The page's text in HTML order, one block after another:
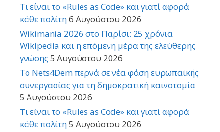
Τι είναι το «Rules as Code» και γιατί αφορά
κάθε πολίτη6 Αυγούστου 2026
Wikimania 2026 στο Παρίσι: 25 χρόνια
Wikipedia και η επόμενη μέρα της ελεύθερης
γνώσης 5 Αυγούστου 2026
Το Nets4Dem περνά σε νέα φάση ευρωπαϊκής
συνεργασίας για τη δημοκρατική καινοτομία
5 Αυγούστου 2026
Τι είναι το «Rules as Code» και γιατί αφορά
κάθε πολίτη5 Αυγούστου 2026